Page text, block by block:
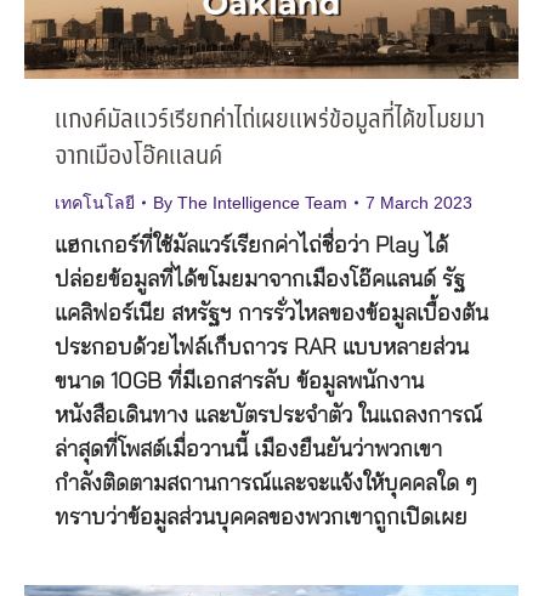
แกงค์มัลแวร์เรียกค่าไถ่เผยแพร่ข้อมูลที่ได้ขโมยมา
จากเมืองโอ๊คแลนด์
เทคโนโลยี By The Intelligence Team 7 March 2023
แฮกเกอร์ที่ใช้มัลแวร์เรียกค่าไถ่ชื่อว่า Play ได้
ปล่อยข้อมูลที่ได้ขโมยมาจากเมืองโอ๊คแลนด์ รัฐ
แคลิฟอร์เนีย สหรัฐฯ การรั่วไหลของข้อมูลเบื้องต้น
ประกอบด้วยไฟล์เก็บถาวร RAR แบบหลายส่วน
ขนาด 10GB ที่มีเอกสารลับ ข้อมูลพนักงาน
หนังสือเดินทาง และบัตรประจำตัว ในแถลงการณ์
ล่าสุดที่โพสต์เมื่อวานนี้ เมืองยืนยันว่าพวกเขา
กำลังติดตามสถานการณ์และจะแจ้งให้บุคคลใด ๆ
ทราบว่าข้อมูลส่วนบุคคลของพวกเขาถูกเปิดเผย